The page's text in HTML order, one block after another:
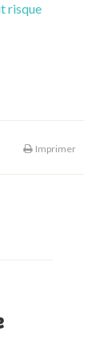
risque
Imprimer